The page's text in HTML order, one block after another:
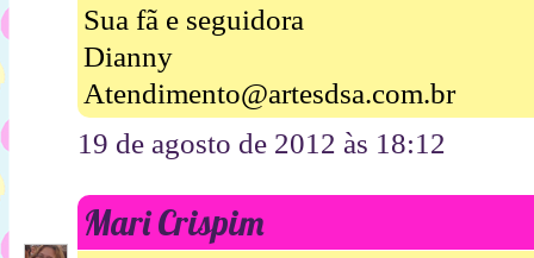
Sua fã e seguidora
Dianny
Atendimento@artesdsa.com.br
19 de agosto de 2012 às 18:12
Mari Crispim